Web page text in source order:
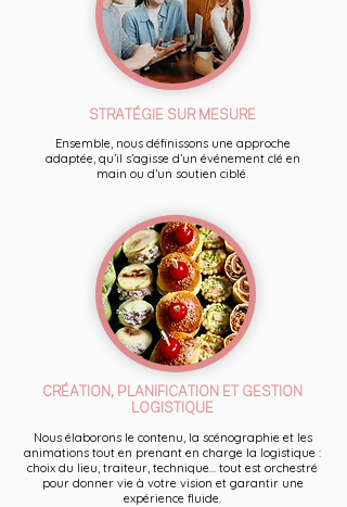
STRATÉGIE SUR MESURE
Ensemble, nous définissons une approche
adaptée, qu’il s’agisse d’un événement clé en
main ou d’un soutien ciblé.
CRÉATION, PLANIFICATION ET GESTION
LOGISTIQUE
Nous élaborons le contenu, la scénographie et les
animations tout en prenant en charge la logistique :
choix du lieu, traiteur, technique... tout est orchestré
pour donner vie à votre vision et garantir une
expérience fluide.